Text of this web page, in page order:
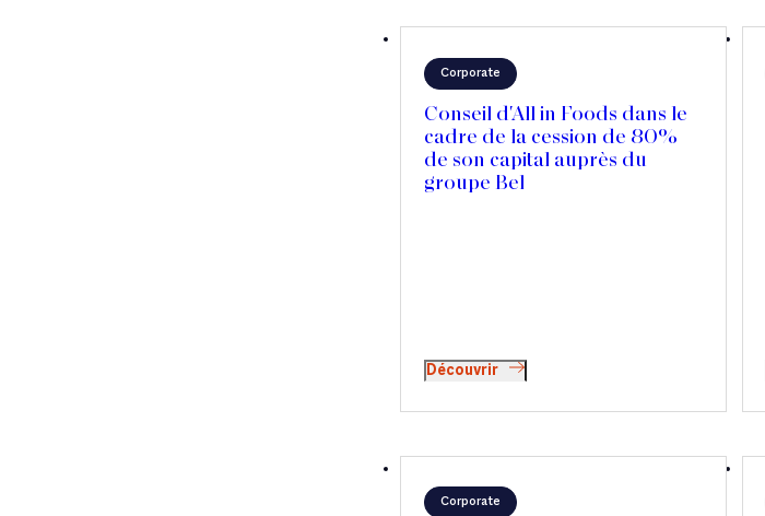
Corporate
Conseil d'All in Foods dans le
cadre de la cession de 80%
de son capital auprès du
groupe Bel
Découvrir
Corporate